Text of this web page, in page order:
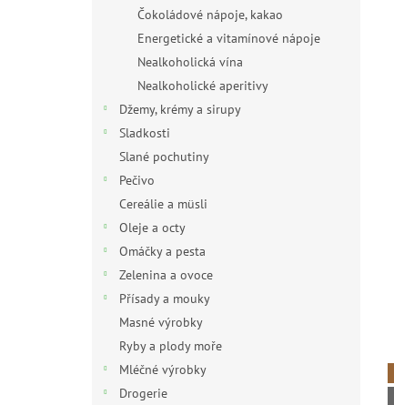
Čokoládové nápoje, kakao
Energetické a vitamínové nápoje
Nealkoholická vína
Nealkoholické aperitivy
Džemy, krémy a sirupy
Sladkosti
Slané pochutiny
Pečivo
Cereálie a müsli
Oleje a octy
Omáčky a pesta
Zelenina a ovoce
Přísady a mouky
Masné výrobky
Ryby a plody moře
Mléčné výrobky
Drogerie